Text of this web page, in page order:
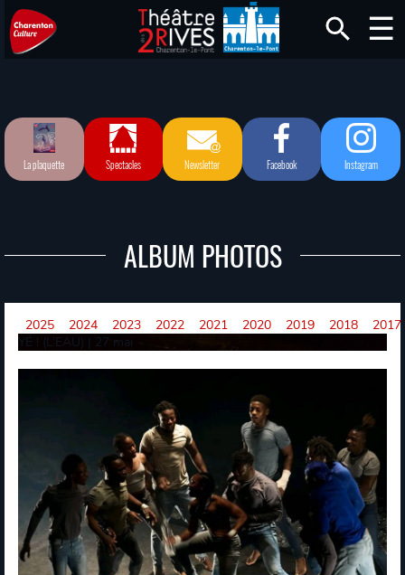
La plaquette Spectacles Newsletter Facebook Instagram
ALBUM PHOTOS
2025 2024 2023 2022 2021 2020 2019 2018
2017
YÉ ! (L’EAU) | 27 mai